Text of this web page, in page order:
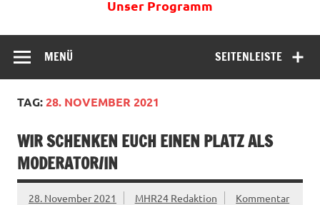
Unser Programm
SEITENLEISTE
MENÜ
TAG:28. NOVEMBER 2021
WIR SCHENKEN EUCH EINEN PLATZ ALS
MODERATOR/IN
28. November 2021 MHR24 Redaktion
Kommentar